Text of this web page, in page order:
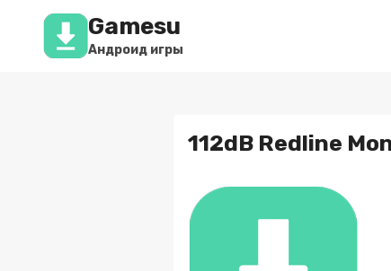
Перейти
содержимому
Gamesu
Андроид игры
112dB Redline